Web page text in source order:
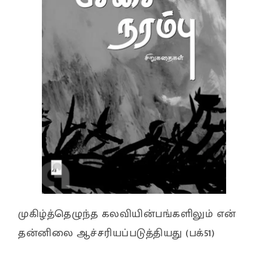
முகிழ்த்தெழுந்த கலவியின்பங்களிலும் என்
தன்னிலை ஆச்சரியப்படுத்தியது (பக்51)